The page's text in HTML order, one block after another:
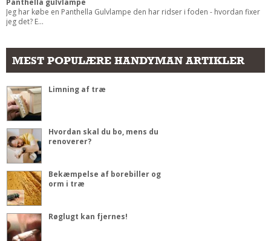
Panthella gulvlampe
Jeg har købe en Panthella Gulvlampe den har ridser i foden - hvordan fixer
jeg det? E...
MEST POPULÆRE HANDYMAN ARTIKLER
Limning af træ
Hvordan skal du bo, mens du
renoverer?
Bekæmpelse af borebiller og
orm i træ
Røglugt kan fjernes!